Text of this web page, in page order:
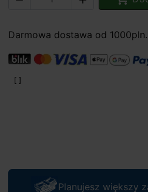
Darmowa dostawa od
Planujesz większy